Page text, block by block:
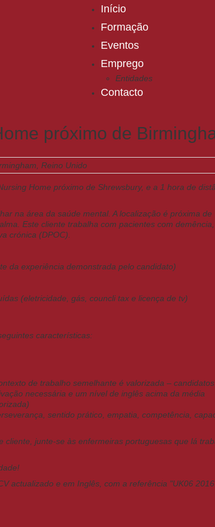
Início
Formação
Eventos
Emprego
Entidades
Contacto
próximo de
Home próximo de Shrewsbury, e a 1 hora de
na área da saúde mental. A localização é próxima de
Este cliente trabalha com pacientes com demência,
crónica (DPOC).
da experiência demonstrada pelo candidato)
(eletricidade, gás, councli tax e licença de tv)
características:
de trabalho semelhante é valorizada –
necessária e um nível de inglês acima da média
sentido prático, empatia, competência,
junte-se às enfermeiras portuguesas que lá
actualizado e em Inglês, com a referência "UK06